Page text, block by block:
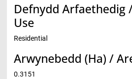
Defnydd Arfaethedig
Use
Residential
Arwynebedd (Ha) /
0.3151